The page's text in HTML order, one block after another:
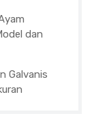
dan
Galvanis